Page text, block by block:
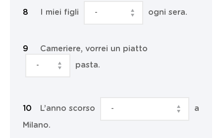
I miei figli ogni sera.
Cameriere, vorrei un piatto
pasta.
L’anno scorso a
Milano.